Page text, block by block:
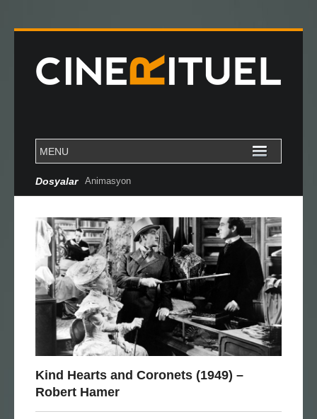
Dosyalar Cannes Özel Dosya
Kind Hearts and Coronets (1949) –
Robert Hamer